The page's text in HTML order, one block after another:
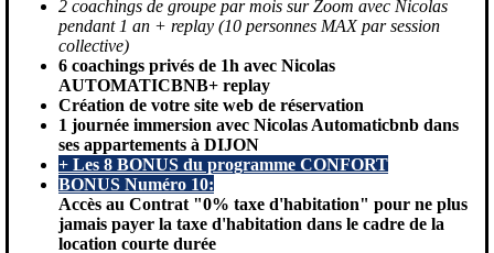
2 coachings de groupe par mois sur Zoom avec Nicolas
pendant 1 an + replay (10 personnes MAX par session
collective)
6 coachings privés de 1h avec Nicolas
AUTOMATICBNB+ replay
Création de votre site web de réservation
1 journée immersion avec Nicolas Automaticbnb dans
ses appartements à DIJON
+ Les 8 BONUS du programme CONFORT
BONUS Numéro 10:
Accès au Contrat "0% taxe d'habitation" pour ne plus
jamais payer la taxe d'habitation dans le cadre de la
location courte durée